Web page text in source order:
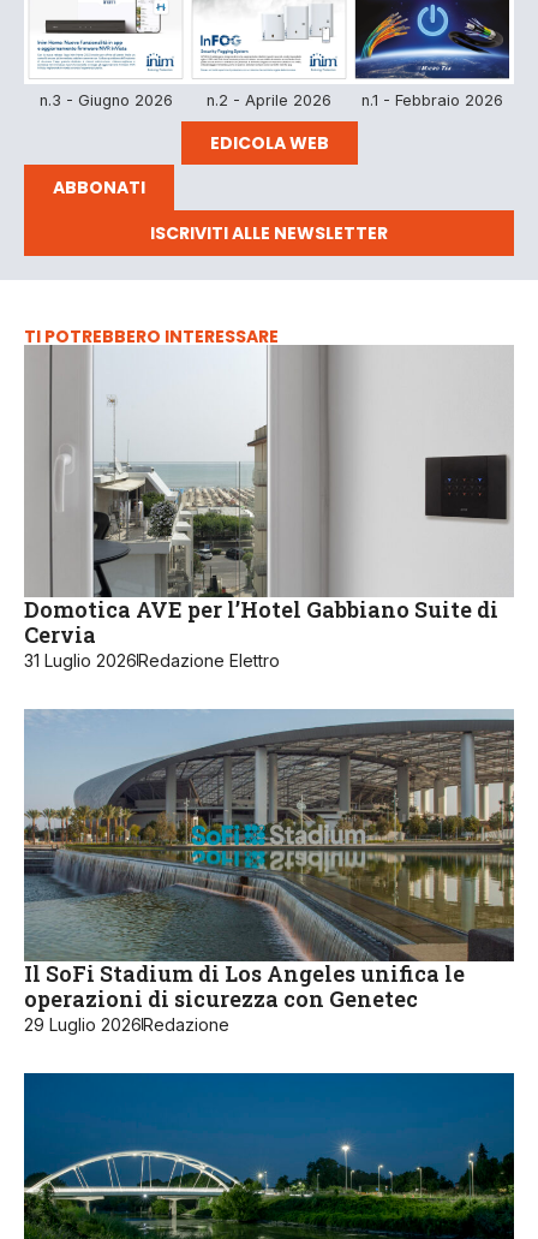
n.3 - Giugno 2026 n.2 - Aprile 2026 n.1 - Febbraio 2026
EDICOLA WEB
ABBONATI
ISCRIVITI ALLE NEWSLETTER
TI POTREBBERO INTERESSARE
Domotica AVE per l’Hotel Gabbiano Suite di
Cervia
31 Luglio 2026Redazione Elettro
Il SoFi Stadium di Los Angeles unifica le
operazioni di sicurezza con Genetec
29 Luglio 2026Redazione